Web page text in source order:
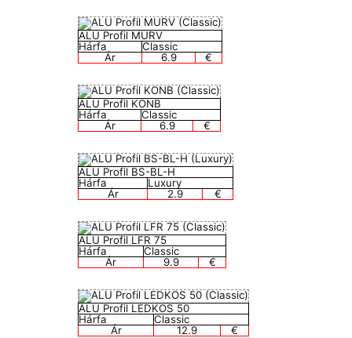
ALU Profil MURV
Hárfa
Classic
Ár
6.9 €
ALU Profil KONB
Hárfa
Classic
Ár
6.9 €
ALU Profil BS-BL-H
Hárfa
Luxury
Ár
2.9 €
ALU Profil LFR 75
Hárfa
Classic
Ár
9.9 €
ALU Profil LEDKOS 50
Hárfa
Classic
Ár
12.9 €